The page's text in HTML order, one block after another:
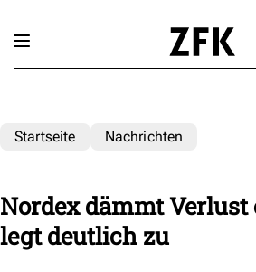
Startseite Nachrichten
Nordex dämmt Verlust
legt deutlich zu